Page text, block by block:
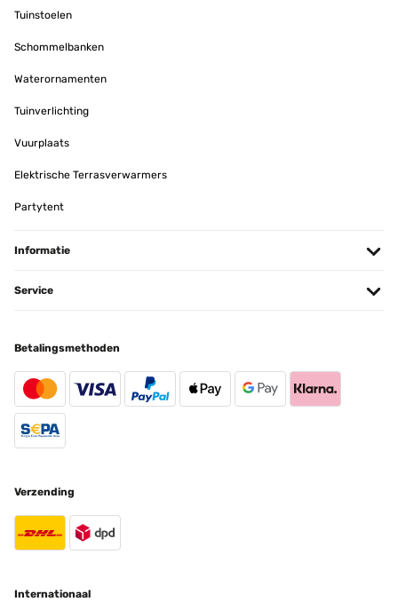
für das Wasser und das Solarpaneel so tief in der Kugel des
einwandfrei und sieht meiner Meinung nach auch sehr gut aus.Von
Sehr schöner Brunnen, funktioniert einwandfrei. Durch die Batterie
nach könnte das Geräusch des Plätscherns des Wassers etwas
Amazon-Benutzer
der Brunnen war gut verpackt.
Tuinstoelen
Schommelbanken
Waterornamenten
Tuinverlichting
Vuurplaats
Elektrische Terrasverwarmers
Partytent
Informatie
Service
Betalingsmethoden
Verzending
Internationaal